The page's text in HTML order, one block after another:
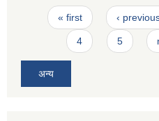
Pages
« first ‹
4 5
अन्य